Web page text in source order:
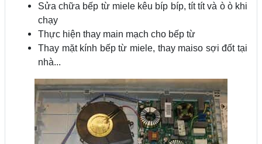
Sửa chữa bếp từ miele kêu bíp bíp, tít tít và ò ò khi
chạy
Thực hiện thay main mạch cho bếp từ
Thay mặt kính bếp từ miele, thay maiso sợi đốt tại
nhà...